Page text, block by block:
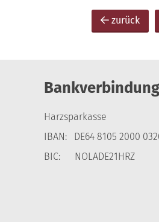
zurück
Bankverbindung
Harzsparkasse
IBAN: DE64 8105 2000
BIC: NOLADE21HRZ